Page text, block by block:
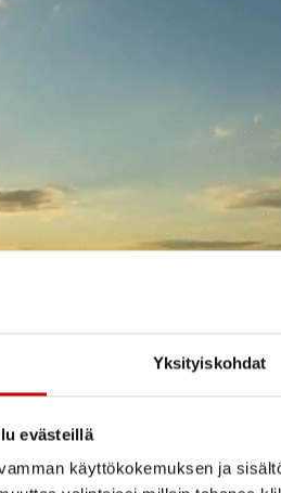
Yksityiskohdat
evästeillä
käyttökokemuksen ja